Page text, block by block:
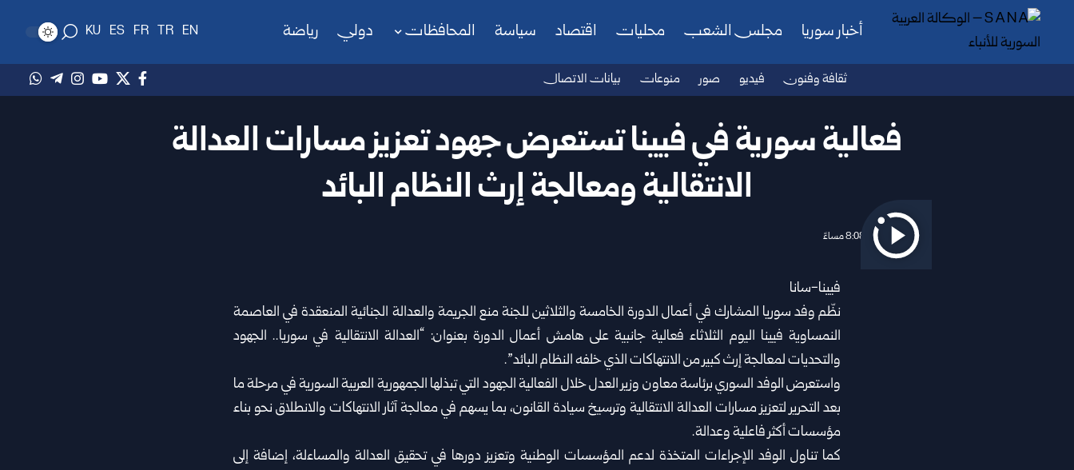
أخبار سوريا مجلس الشعب محليات اقتصاد سياسة المحافظات دولي رياضة EN
TR
FR
ES
KU
ثقافة وفنون فيديو صور منوعات بيانات الاتصال
فعالية سورية في فيينا تستعرض جهود تعزيز مسارات العدالة
الانتقالية ومعالجة إرث النظام ‏البائد
2026/06/02 8:08 مساءً
فيينا-سانا
نظّم وفد سوريا المشارك في أعمال الدورة الخامسة والثلاثين للجنة منع ‏الجريمة والعدالة الجنائية المنعقدة ‏في العاصمة
النمساوية فيينا اليوم الثلاثاء ‏فعالية جانبية على هامش أعمال الدورة بعنوان: “العدالة الانتقالية في ‏سوريا.. الجهود
والتحديات لمعالجة إرث كبير من الانتهاكات الذي خلفه ‏النظام البائد”.
واستعرض الوفد السوري برئاسة معاون وزير العدل ‏خلال ‏الفعالية الجهود التي تبذلها الجمهورية العربية السورية في مرحلة ما
بعد ‏التحرير لتعزيز مسارات العدالة الانتقالية وترسيخ سيادة القانون، بما يسهم ‏في معالجة آثار الانتهاكات والانطلاق نحو بناء
مؤسسات أكثر فاعلية ‏وعدالة.
كما تناول الوفد الإجراءات المتخذة لدعم المؤسسات الوطنية وتعزيز دورها ‏في تحقيق العدالة والمساءلة، إضافة إلى